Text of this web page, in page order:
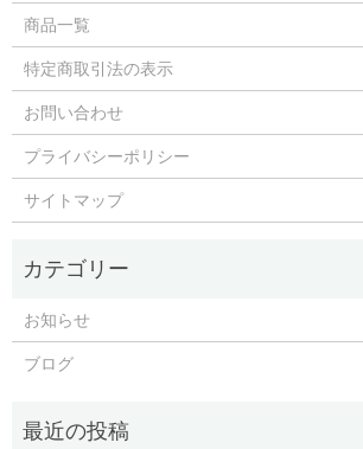
商品一覧
特定商取引法の表示
お問い合わせ
プライバシーポリシー
サイトマップ
お知らせ
ブログ